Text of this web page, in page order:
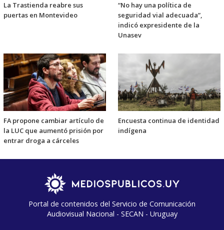
La Trastienda reabre sus
puertas en Montevideo
“No hay una política de
seguridad vial adecuada”,
indicó expresidente de la
Unasev
FA propone cambiar artículo de
la LUC que aumentó prisión por
entrar droga a cárceles
Encuesta continua de identidad
indígena
Portal de contenidos del Servicio de Comunicación
Audiovisual Nacional - SECAN - Uruguay